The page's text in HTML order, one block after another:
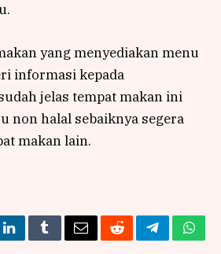
yang menyediakan menu
informasi kepada
jelas tempat makan ini
non halal sebaiknya segera
makan lain.
LinkedInTumblrEmailRedditTelegram